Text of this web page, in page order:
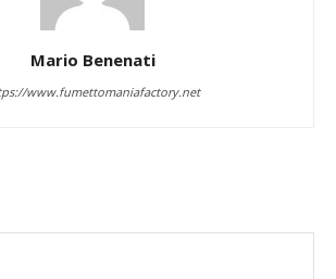
Mario Benenati
www.fumettomaniafactory.net